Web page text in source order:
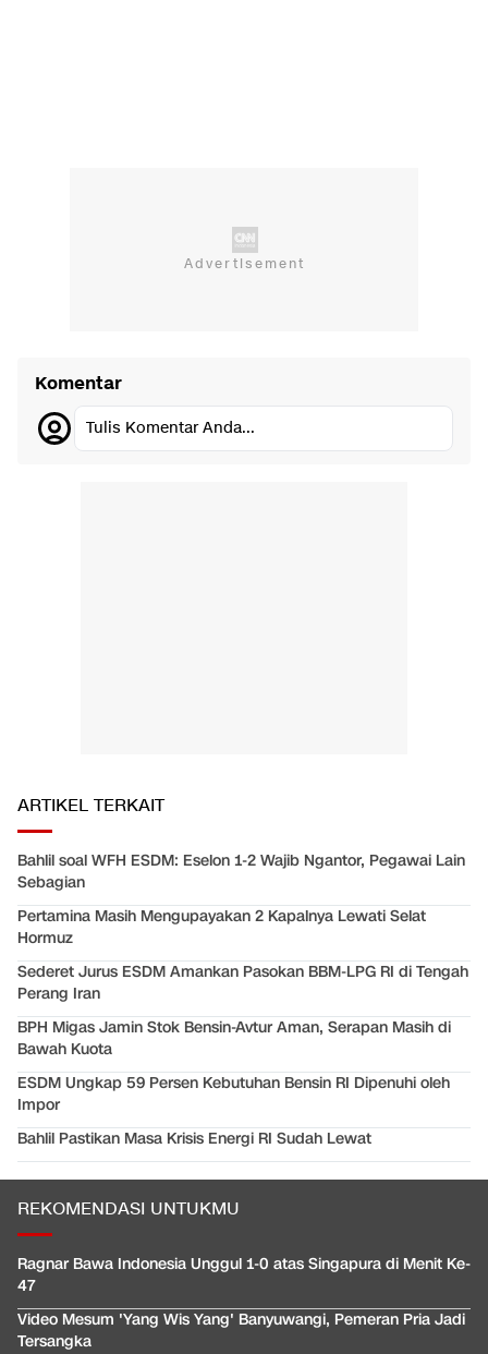
Komentar
Tulis Komentar Anda...
ARTIKEL TERKAIT
Bahlil soal WFH ESDM: Eselon 1-2 Wajib Ngantor, Pegawai Lain
Sebagian
Pertamina Masih Mengupayakan 2 Kapalnya Lewati Selat
Hormuz
Sederet Jurus ESDM Amankan Pasokan BBM-LPG RI di Tengah
Perang Iran
BPH Migas Jamin Stok Bensin-Avtur Aman, Serapan Masih di
Bawah Kuota
ESDM Ungkap 59 Persen Kebutuhan Bensin RI Dipenuhi oleh
Impor
Bahlil Pastikan Masa Krisis Energi RI Sudah Lewat
REKOMENDASI UNTUKMU
Ragnar Bawa Indonesia Unggul 1-0 atas Singapura di Menit Ke-
47
Video Mesum 'Yang Wis Yang' Banyuwangi, Pemeran Pria Jadi
Tersangka